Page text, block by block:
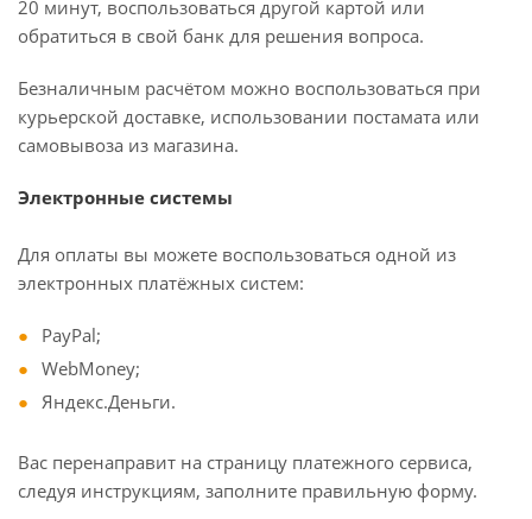
20 минут, воспользоваться другой картой или
обратиться в свой банк для решения вопроса.
Безналичным расчётом можно воспользоваться при
курьерской доставке, использовании постамата или
самовывоза из магазина.
Электронные системы
Для оплаты вы можете воспользоваться одной из
электронных платёжных систем:
PayPal;
WebMoney;
Яндекс.Деньги.
Вас перенаправит на страницу платежного сервиса,
следуя инструкциям, заполните правильную форму.